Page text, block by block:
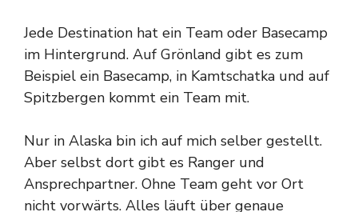
Jede Destination hat ein Team oder Basecamp
im Hintergrund. Auf Grönland gibt es zum
Beispiel ein Basecamp, in Kamtschatka und auf
Spitzbergen kommt ein Team mit.
Nur in Alaska bin ich auf mich selber gestellt.
Aber selbst dort gibt es Ranger und
Ansprechpartner. Ohne Team geht vor Ort
nicht vorwärts. Alles läuft über genaue